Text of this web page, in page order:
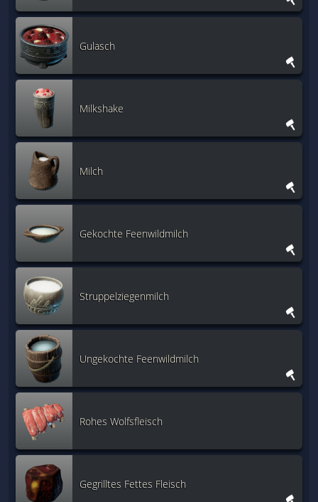
Gulasch
Milkshake
Milch
Gekochte Feenwildmilch
Struppelziegenmilch
Ungekochte Feenwildmilch
Rohes Wolfsfleisch
Gegrilltes Fettes Fleisch